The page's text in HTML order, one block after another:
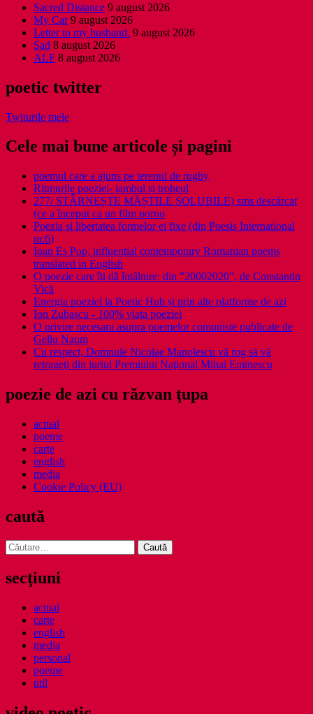
Sacred Distance 9 august 2026
My Car 9 august 2026
Letter to my husband. 9 august 2026
Sad 8 august 2026
ALF 8 august 2026
poetic twitter
Twiturile mele
Cele mai bune articole și pagini
poemul care a ajuns pe terenul de rugby
Ritmurile poeziei- iambul și troheul
277/ STÂRNEȘTE MĂȘTILE SOLUBILE) sms descărcat
(ce a început ca un film porno
Poezia şi libertatea formelor ei fixe (din Poesis International
nr.6)
Ioan Es Pop, influential contemporary Romanian poems
translated in English
O poezie care îți dă întâlnire: din ”20002020”, de Constantin
Vică
Energia poeziei la Poetic Hub și prin alte platforme de azi
Ion Zubascu - 100% viata poeziei
O privire necesara asupra poemelor comuniste publicate de
Gellu Naum
Cu respect, Domnule Nicolae Manolescu vă rog să vă
retrageţi din juriul Premiului Naţional Mihai Eminescu
poezie de azi cu răzvan ţupa
actual
poeme
carte
english
media
Cookie Policy (EU)
caută
Caută
după:
secţiuni
actual
carte
english
media
personal
poeme
util